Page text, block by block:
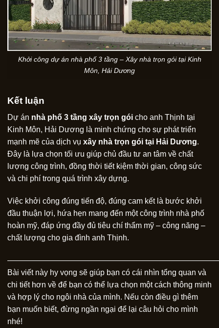
Khởi công dự án nhà phố 3 tầng – Xây nhà trọn gói tại Kinh
Môn, Hải Dương
Kết luận
Dự án nhà phố 3 tầng xây trọn gói cho anh Thịnh tại
Kinh Môn, Hải Dương là minh chứng cho sự phát triển
mạnh mẽ của dịch vụ xây nhà trọn gói tại Hải Dương.
Đây là lựa chọn tối ưu giúp chủ đầu tư an tâm về chất
lượng công trình, đồng thời tiết kiệm thời gian, công sức
và chi phí trong quá trình xây dựng.
Việc khởi công đúng tiến độ, đúng cam kết là bước khởi
đầu thuận lợi, hứa hẹn mang đến một công trình nhà phố
hoàn mỹ, đáp ứng đầy đủ tiêu chí thẩm mỹ – công năng –
chất lượng cho gia đình anh Thịnh.
Bài viết này hy vọng sẽ giúp bạn có cái nhìn tổng quan và
chi tiết hơn về để bạn có thể lựa chọn một cách thông minh
và hợp lý cho ngôi nhà của mình. Nếu còn điều gì thêm
bạn muốn biết, đừng ngần ngại để lại câu hỏi cho mình
nhé!